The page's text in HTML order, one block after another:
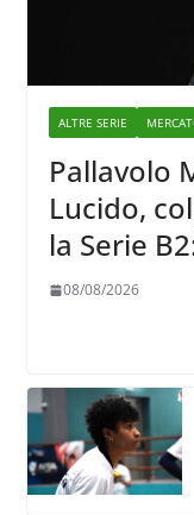
ALTRE SERIE
Pallavolo
Lucido,
la Serie
08/08/2026